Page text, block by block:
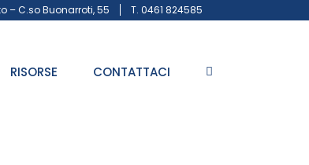
– C.so Buonarroti, 55 T. 0461 824585
RISORSE CONTATTACI